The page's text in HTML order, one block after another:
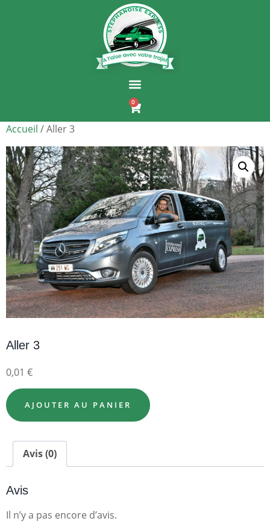
0
Accueil / Aller 3
Aller 3
0,01 €
AJOUTER AU PANIER
Avis (0)
Avis
Il n’y a pas encore d’avis.